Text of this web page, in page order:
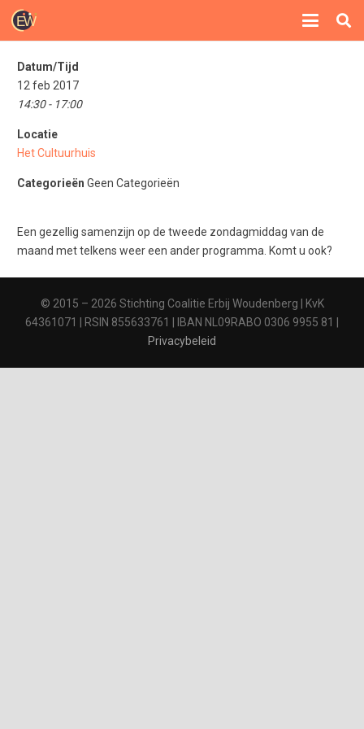
Datum/Tijd
12 feb 2017
14:30 - 17:00
Locatie
Het Cultuurhuis
Categorieën Geen Categorieën
Een gezellig samenzijn op de tweede zondagmiddag van de
maand met telkens weer een ander programma. Komt u ook?
© 2015 – 2026 Stichting Coalitie Erbij Woudenberg | KvK
64361071 | RSIN 855633761 | IBAN NL09RABO 0306 9955 81 |
Privacybeleid